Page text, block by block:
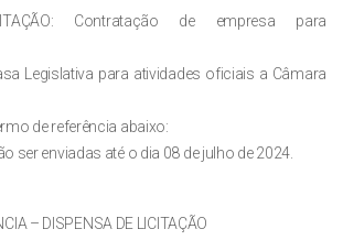
Contratação de empresa para
Legislativa para atividades oficiais a Câmara
de referência abaixo:
ser enviadas até o dia 08 de julho de 2024.
– DISPENSA DE LICITAÇÃO